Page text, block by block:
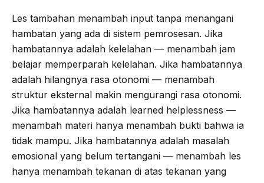
Les tambahan menambah input tanpa menangani
hambatan yang ada di sistem pemrosesan. Jika
hambatannya adalah kelelahan — menambah jam
belajar memperparah kelelahan. Jika hambatannya
adalah hilangnya rasa otonomi — menambah
struktur eksternal makin mengurangi rasa otonomi.
Jika hambatannya adalah learned helplessness —
menambah materi hanya menambah bukti bahwa ia
tidak mampu. Jika hambatannya adalah masalah
emosional yang belum tertangani — menambah les
hanya menambah tekanan di atas tekanan yang